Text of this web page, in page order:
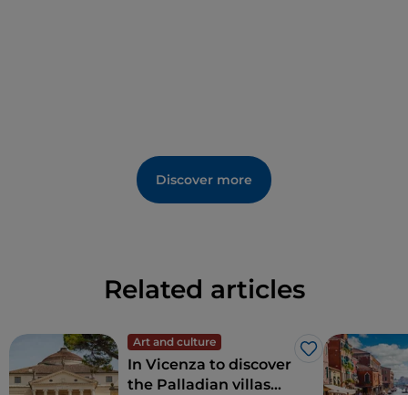
Discover more
Related articles
Art and culture
Like
In Vicenza to discover
the Palladian villas